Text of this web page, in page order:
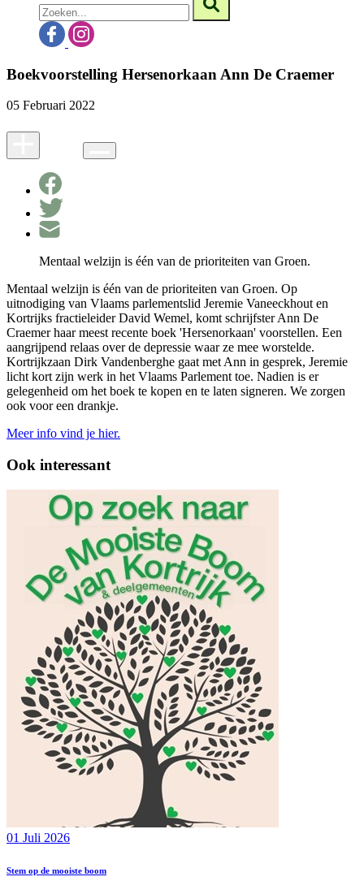
Boekvoorstelling Hersenorkaan Ann De Craemer
05 Februari 2022
Mentaal welzijn is één van de prioriteiten van Groen.
Mentaal welzijn is één van de prioriteiten van Groen. Op
uitnodiging van Vlaams parlementslid Jeremie Vaneeckhout en
Kortrijks fractieleider David Wemel, komt schrijfster Ann De
Craemer haar meest recente boek 'Hersenorkaan' voorstellen. Een
aangrijpend relaas over de depressie waar ze mee worstelde.
Kortrijkzaan Dirk Vandenberghe gaat met Ann in gesprek, Jeremie
licht kort zijn werk in het Vlaams Parlement toe. Nadien is er
gelegenheid om het boek te kopen en te laten signeren. We zorgen
ook voor een drankje.
Meerinfo vind je hier.
Ook interessant
01 Juli 2026
Stem op de mooiste boom